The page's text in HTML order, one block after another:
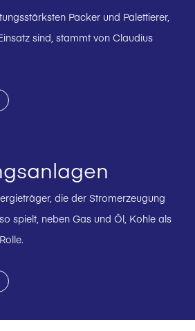
Packer und Palettierer,
sind, stammt von Claudius
die der Stromerzeugung
spielt, neben Gas und Öl, Kohle als